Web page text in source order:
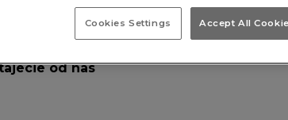
sprawunkach? W
trwa genialna
stacjonarnie
od nas
Cookies Settings Accept All